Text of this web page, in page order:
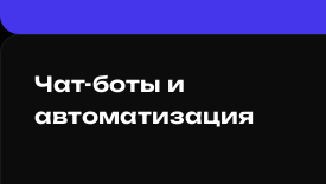
Чат-боты и
автоматизация